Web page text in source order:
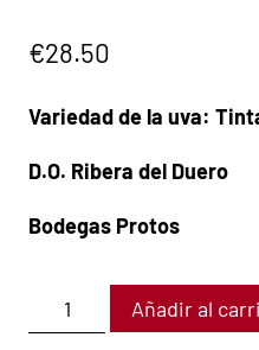
€28.50
Variedad de la uva:
D.O. Ribera del Duero
Bodegas Protos
Añadir al